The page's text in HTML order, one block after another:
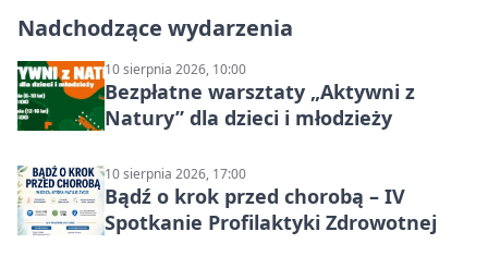
Nadchodzące wydarzenia
10 sierpnia 2026, 10:00
Bezpłatne warsztaty „Aktywni z
Natury” dla dzieci i młodzieży
10 sierpnia 2026, 17:00
Bądź o krok przed chorobą – IV
Spotkanie Profilaktyki Zdrowotnej